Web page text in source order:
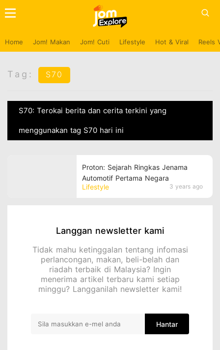
Home Jom! Makan Jom! Cuti Lifestyle Hot & Viral Reels
Tag: S70
S70: Terokai berita dan cerita terkini yang
menggunakan tag S70 hari ini
Lifestyle 3 years ago
Proton: Sejarah Ringkas Jenama
Automotif Pertama Negara
Langgan newsletter kami
Tidak mahu ketinggalan tentang infomasi
perlancongan, makan, beli-belah dan
riadah terbaik di Malaysia? Ingin
menerima artikel terbaru kami setiap
minggu? Langganilah newsletter kami!
Hantar